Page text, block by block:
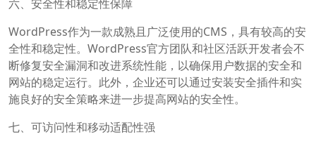
六、安全性和稳定性保障
WordPress作为一款成熟且广泛使用的CMS，具有较高的安
全性和稳定性。WordPress官方团队和社区活跃开发者会不
断修复安全漏洞和改进系统性能，以确保用户数据的安全和
网站的稳定运行。此外，企业还可以通过安装安全插件和实
施良好的安全策略来进一步提高网站的安全性。
七、可访问性和移动适配性强